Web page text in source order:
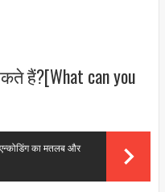
हैं?[What can you
का मतलब और